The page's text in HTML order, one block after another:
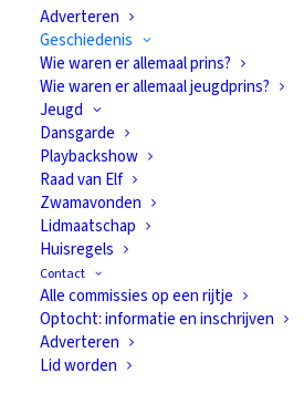
Adverteren
Geschiedenis
Wie waren er allemaal prins?
Wie waren er allemaal jeugdprins?
Jeugd
Dansgarde
Playbackshow
Raad van Elf
Zwamavonden
Lidmaatschap
Huisregels
Contact
Alle commissies op een rijtje
Optocht: informatie en inschrijven
Adverteren
Lid worden
Carnaval
zonder
Carnaval in
Nuenen c.a.
12 september 2020